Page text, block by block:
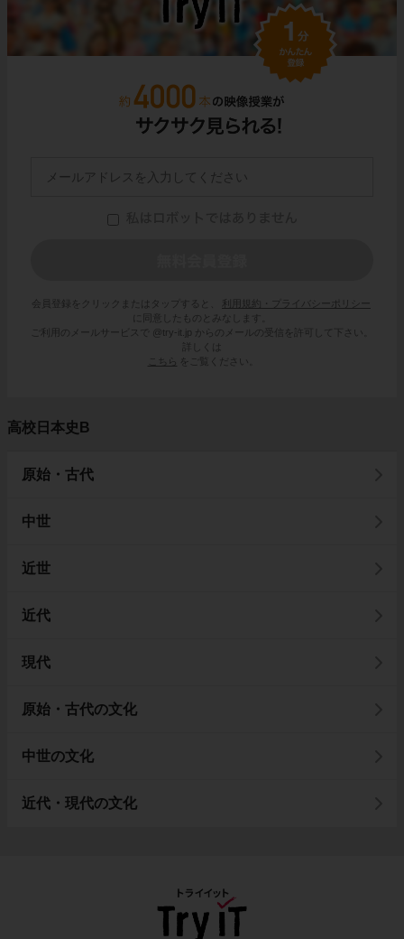
会員登録をクリックまたはタップすると、
利用規約・プライバシーポリシー
に同意したものとみなします。
ご利用のメールサービスで @try-it.jp からのメールの受信を許可して下さい。
詳しくは
こちら
をご覧ください。
高校日本史B
原始・古代
中世
近世
近代
現代
原始・古代の文化
中世の文化
近代・現代の文化